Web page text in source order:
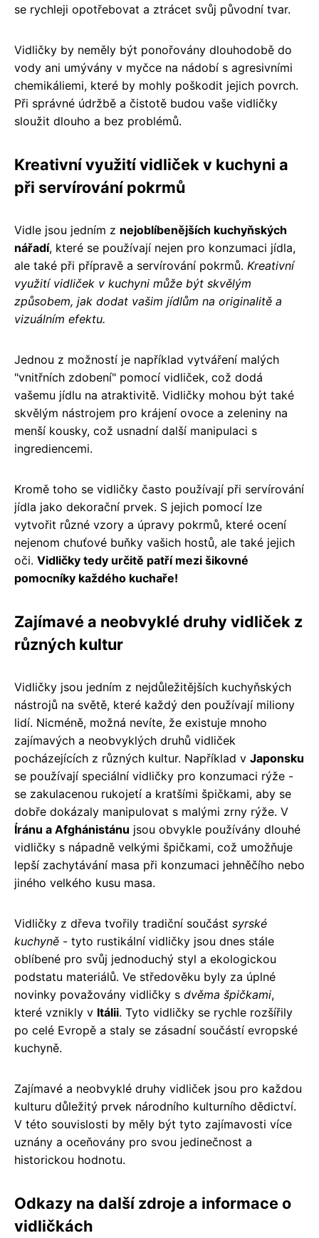
se rychleji opotřebovat a ztrácet svůj původní tvar.
Vidličky by neměly být ponořovány dlouhodobě do
vody ani umývány v myčce na nádobí s agresivními
chemikáliemi, které by mohly poškodit jejich povrch.
Při správné údržbě a čistotě budou vaše vidličky
sloužit dlouho a bez problémů.
Kreativní využití vidliček v kuchyni a
při servírování pokrmů
Vidle jsou jedním z nejoblíbenějších kuchyňských
nářadí, které se používají nejen pro konzumaci jídla,
ale také při přípravě a servírování pokrmů. Kreativní
využití vidliček v kuchyni může být skvělým
způsobem, jak dodat vašim jídlům na originalitě a
vizuálním efektu.
Jednou z možností je například vytváření malých
"vnitřních zdobení" pomocí vidliček, což dodá
vašemu jídlu na atraktivitě. Vidličky mohou být také
skvělým nástrojem pro krájení ovoce a zeleniny na
menší kousky, což usnadní další manipulaci s
ingrediencemi.
Kromě toho se vidličky často používají při servírování
jídla jako dekorační prvek. S jejich pomocí lze
vytvořit různé vzory a úpravy pokrmů, které ocení
nejenom chuťové buňky vašich hostů, ale také jejich
oči. Vidličky tedy určitě patří mezi šikovné
pomocníky každého kuchaře!
Zajímavé a neobvyklé druhy vidliček z
různých kultur
Vidličky jsou jedním z nejdůležitějších kuchyňských
nástrojů na světě, které každý den používají miliony
lidí. Nicméně, možná nevíte, že existuje mnoho
zajímavých a neobvyklých druhů vidliček
pocházejících z různých kultur. Například v Japonsku
se používají speciální vidličky pro konzumaci rýže -
se zakulacenou rukojetí a kratšími špičkami, aby se
dobře dokázaly manipulovat s malými zrny rýže. V
Íránu a Afghánistánu jsou obvykle používány dlouhé
vidličky s nápadně velkými špičkami, což umožňuje
lepší zachytávání masa při konzumaci jehněčího nebo
jiného velkého kusu masa.
Vidličky z dřeva tvořily tradiční součást syrské
kuchyně - tyto rustikální vidličky jsou dnes stále
oblíbené pro svůj jednoduchý styl a ekologickou
podstatu materiálů. Ve středověku byly za úplné
novinky považovány vidličky s dvěma špičkami,
které vznikly v Itálii. Tyto vidličky se rychle rozšířily
po celé Evropě a staly se zásadní součástí evropské
kuchyně.
Zajímavé a neobvyklé druhy vidliček jsou pro každou
kulturu důležitý prvek národního kulturního dědictví.
V této souvislosti by měly být tyto zajímavosti více
uznány a oceňovány pro svou jedinečnost a
historickou hodnotu.
Odkazy na další zdroje a informace o
vidličkách